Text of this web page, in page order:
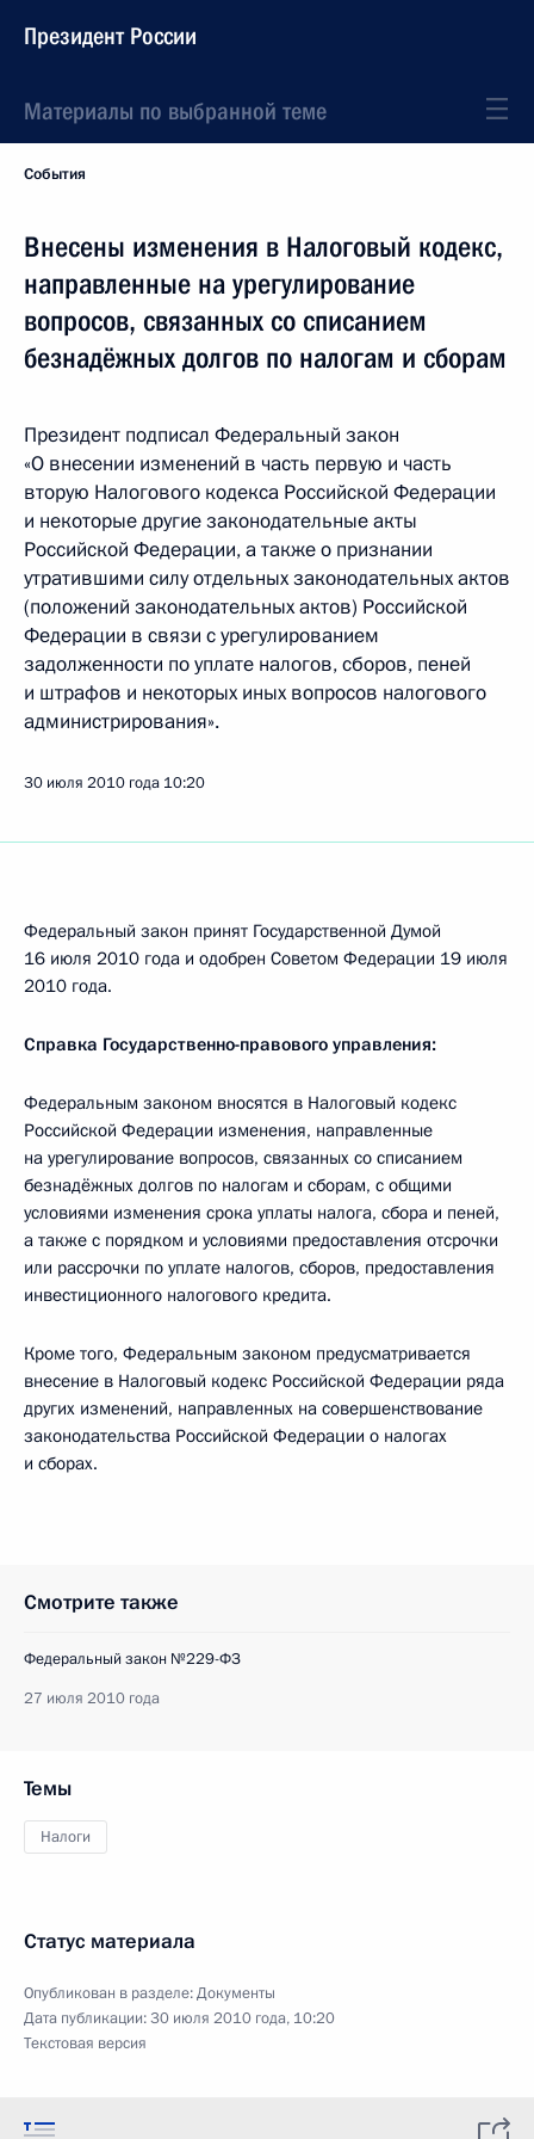
Президент России
Материалы по выбранной теме
События
Внесены изменения в Налоговый кодекс,
направленные на урегулирование
вопросов, связанных со списанием
безнадёжных долгов по налогам и сборам
Президент подписал Федеральный закон
«О внесении изменений в часть первую и часть
вторую Налогового кодекса Российской Федерации
и некоторые другие законодательные акты
Российской Федерации, а также о признании
утратившими силу отдельных законодательных актов
(положений законодательных актов) Российской
Федерации в связи с урегулированием
задолженности по уплате налогов, сборов, пеней
и штрафов и некоторых иных вопросов налогового
администрирования».
30 июля 2010 года 10:20
Федеральный закон принят Государственной Думой
16 июля 2010 года и одобрен Советом Федерации 19 июля
2010 года.
Справка Государственно-правового управления:
Федеральным законом вносятся в Налоговый кодекс
Российской Федерации изменения, направленные
на урегулирование вопросов, связанных со списанием
безнадёжных долгов по налогам и сборам, с общими
условиями изменения срока уплаты налога, сбора и пеней,
а также с порядком и условиями предоставления отсрочки
или рассрочки по уплате налогов, сборов, предоставления
инвестиционного налогового кредита.
Кроме того, Федеральным законом предусматривается
внесение в Налоговый кодекс Российской Федерации ряда
других изменений, направленных на совершенствование
законодательства Российской Федерации о налогах
и сборах.
Смотрите также
Федеральный закон №229-ФЗ
27 июля 2010 года
Темы
Налоги
Статус материала
Опубликован в разделе:Документы
Дата публикации:30 июля 2010 года, 10:20
Текстовая версия